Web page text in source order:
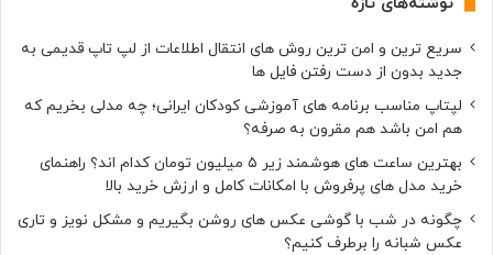
سریع ترین و امن ترین روش های انتقال اطلاعات از لپ تاپ قدیمی به
جدید بدون از دست رفتن فایل ها
لپتاپ مناسب برنامه های آموزشی کودکان ایرانی؛ چه مدلی بخریم که
هم امن باشد هم مقرون به صرفه؟
بهترین ساعت های هوشمند زیر ۵ میلیون تومان کدام اند؟ راهنمای
خرید مدل های پرفروش با امکانات کامل و ارزش خرید بالا
چگونه در شب با گوشی عکس های روشن بگیریم و مشکل نویز و تاری
عکس شبانه را برطرف کنیم؟